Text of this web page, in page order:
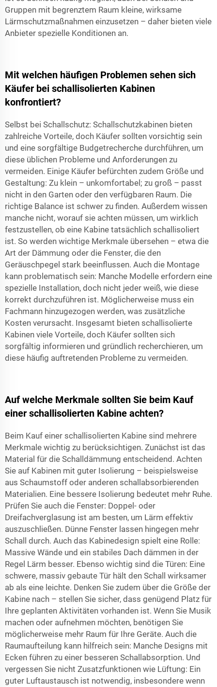
Gruppen mit begrenztem Raum kleine, wirksame
Lärmschutzmaßnahmen einzusetzen – daher bieten viele
Anbieter spezielle Konditionen an.
Mit welchen häufigen Problemen sehen sich
Käufer bei schallisolierten Kabinen
konfrontiert?
Selbst bei Schallschutz: Schallschutzkabinen bieten
zahlreiche Vorteile, doch Käufer sollten vorsichtig sein
und eine sorgfältige Budgetrecherche durchführen, um
diese üblichen Probleme und Anforderungen zu
vermeiden. Einige Käufer befürchten zudem Größe und
Gestaltung: Zu klein – unkomfortabel; zu groß – passt
nicht in den Garten oder den verfügbaren Raum. Die
richtige Balance ist schwer zu finden. Außerdem wissen
manche nicht, worauf sie achten müssen, um wirklich
festzustellen, ob eine Kabine tatsächlich schallisoliert
ist. So werden wichtige Merkmale übersehen – etwa die
Art der Dämmung oder die Fenster, die den
Geräuschpegel stark beeinflussen. Auch die Montage
kann problematisch sein: Manche Modelle erfordern eine
spezielle Installation, doch nicht jeder weiß, wie diese
korrekt durchzuführen ist. Möglicherweise muss ein
Fachmann hinzugezogen werden, was zusätzliche
Kosten verursacht. Insgesamt bieten schallisolierte
Kabinen viele Vorteile, doch Käufer sollten sich
sorgfältig informieren und gründlich recherchieren, um
diese häufig auftretenden Probleme zu vermeiden.
Auf welche Merkmale sollten Sie beim Kauf
einer schallisolierten Kabine achten?
Beim Kauf einer schallisolierten Kabine sind mehrere
Merkmale wichtig zu berücksichtigen. Zunächst ist das
Material für die Schalldämmung entscheidend. Achten
Sie auf Kabinen mit guter Isolierung – beispielsweise
aus Schaumstoff oder anderen schallabsorbierenden
Materialien. Eine bessere Isolierung bedeutet mehr Ruhe.
Prüfen Sie auch die Fenster: Doppel- oder
Dreifachverglasung ist am besten, um Lärm effektiv
auszuschließen. Dünne Fenster lassen hingegen mehr
Schall durch. Auch das Kabinedesign spielt eine Rolle:
Massive Wände und ein stabiles Dach dämmen in der
Regel Lärm besser. Ebenso wichtig sind die Türen: Eine
schwere, massiv gebaute Tür hält den Schall wirksamer
ab als eine leichte. Denken Sie zudem über die Größe der
Kabine nach – stellen Sie sicher, dass genügend Platz für
Ihre geplanten Aktivitäten vorhanden ist. Wenn Sie Musik
machen oder aufnehmen möchten, benötigen Sie
möglicherweise mehr Raum für Ihre Geräte. Auch die
Raumaufteilung kann hilfreich sein: Manche Designs mit
Ecken führen zu einer besseren Schallabsorption. Und
vergessen Sie nicht Zusatzfunktionen wie Lüftung: Ein
guter Luftaustausch ist notwendig, insbesondere wenn